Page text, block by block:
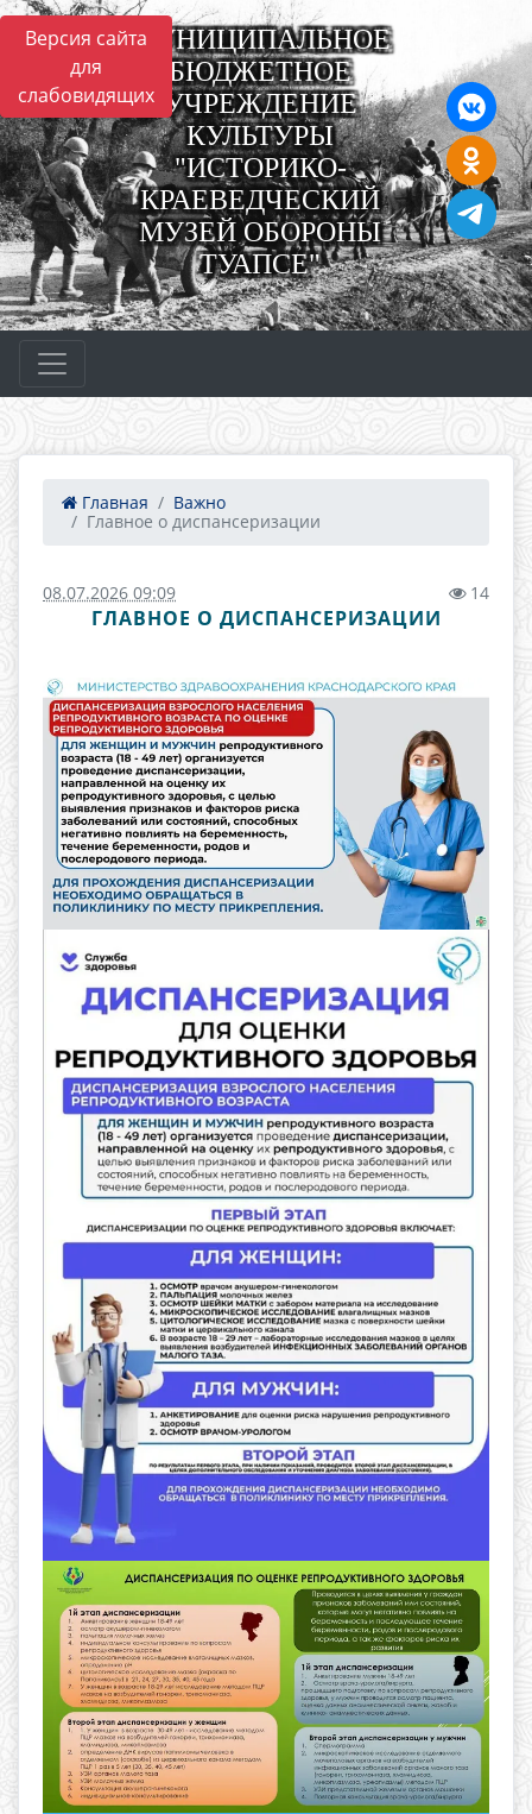
Версия сайта
для
слабовидящих
МУНИЦИПАЛЬНОЕ
БЮДЖЕТНОЕ
УЧРЕЖДЕНИЕ
КУЛЬТУРЫ
"ИСТОРИКО-
КРАЕВЕДЧЕСКИЙ
МУЗЕЙ ОБОРОНЫ
ТУАПСЕ"
Главная
Важно
Главное о диспансеризации
08.07.2026 09:09 14
ГЛАВНОЕ О ДИСПАНСЕРИЗАЦИИ